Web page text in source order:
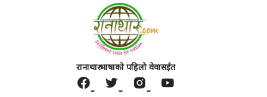
रानाथारु भाषाको पहिलो वेवासईत